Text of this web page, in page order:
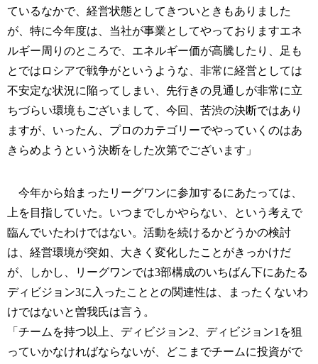
ているなかで、経営状態としてきついときもありました
が、特に今年度は、当社が事業としてやっておりますエネ
ルギー周りのところで、エネルギー価が高騰したり、足も
とではロシアで戦争がというような、非常に経営としては
不安定な状況に陥ってしまい、先行きの見通しが非常に立
ちづらい環境もございまして、今回、苦渋の決断ではあり
ますが、いったん、プロのカテゴリーでやっていくのはあ
きらめようという決断をした次第でございます」
今年から始まったリーグワンに参加するにあたっては、
上を目指していた。いつまでしかやらない、という考えで
臨んでいたわけではない。活動を続けるかどうかの検討
は、経営環境が突如、大きく変化したことがきっかけだ
が、しかし、リーグワンでは3部構成のいちばん下にあたる
ディビジョン3に入ったこととの関連性は、まったくないわ
けではないと曽我氏は言う。
「チームを持つ以上、ディビジョン2、ディビジョン1を狙
っていかなければならないが、どこまでチームに投資がで